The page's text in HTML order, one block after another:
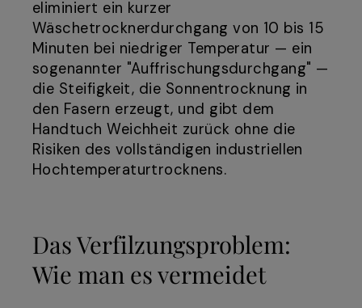
eliminiert ein kurzer
Wäschetrocknerdurchgang von 10 bis 15
Minuten bei niedriger Temperatur — ein
sogenannter "Auffrischungsdurchgang" —
die Steifigkeit, die Sonnentrocknung in
den Fasern erzeugt, und gibt dem
Handtuch Weichheit zurück ohne die
Risiken des vollständigen industriellen
Hochtemperaturtrocknens.
Das Verfilzungsproblem:
Wie man es vermeidet